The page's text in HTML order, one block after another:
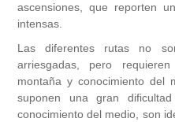
ascensiones, que reporten
intensas.
Las diferentes rutas no
arriesgadas, pero
montaña y conocimiento del
suponen una gran
conocimiento del medio, son